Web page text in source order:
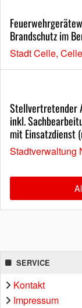
Brandschutz im
Stadt Celle, Celle
Stellvertretender
inkl.
mit Einsatzdienst
Stadtverwaltung
SERVICE
Kontakt
Impressum